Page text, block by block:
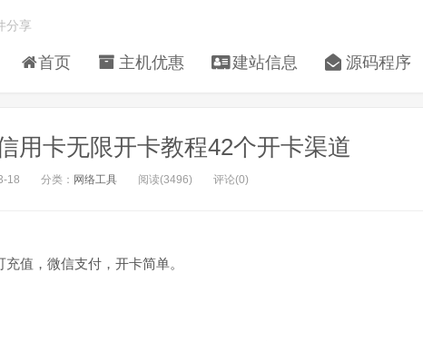
分享
首页 主机优惠 建站信息 源码程序
用卡无限开卡教程42个开卡渠道
18 分类： 网络工具 阅读(3496) 评论(0)
值，微信支付，开卡简单。